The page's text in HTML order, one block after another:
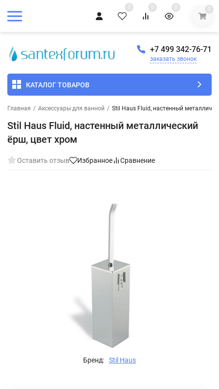
0 0 0 0
+7 499 342-76-71
заказать звонок
КАТАЛОГ ТОВАРОВ
Главная / Аксессуары для ванной / Stil Haus Fluid, настенный
Stil Haus Fluid, настенный металлический
ёрш, цвет хром
Оставить отзыв Избранное Сравнение
Бренд: Stil Haus